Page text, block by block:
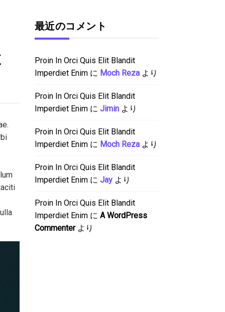
最近のコメント
Proin In Orci Quis Elit Blandit
Imperdiet Enimに Moch Rezaより
Proin In Orci Quis Elit Blandit
Imperdiet Enimに Jiminより
Proin In Orci Quis Elit Blandit
Imperdiet Enimに Moch Rezaより
Proin In Orci Quis Elit Blandit
Imperdiet Enimに Jayより
Proin In Orci Quis Elit Blandit
Imperdiet Enimに A WordPress
Commenterより